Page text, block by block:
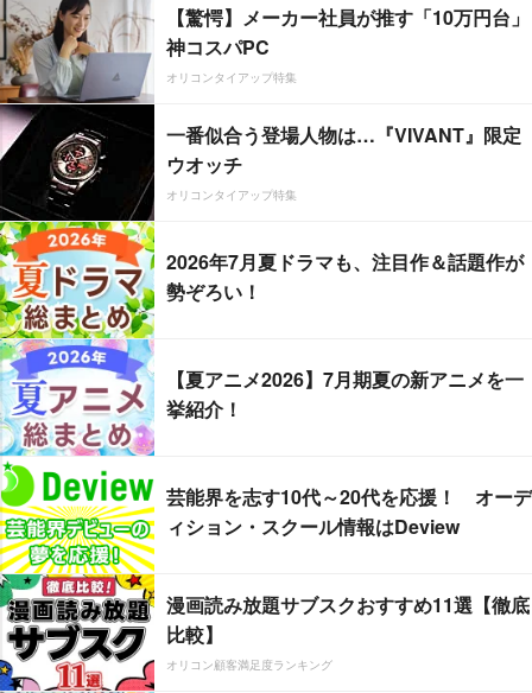
【驚愕】メーカー社員が推す「10万円台」
神コスパPC
オリコンタイアップ特集
一番似合う登場人物は…『VIVANT』限定
ウオッチ
オリコンタイアップ特集
2026年7月夏ドラマも、注目作＆話題作が
勢ぞろい！
【夏アニメ2026】7月期夏の新アニメを一
挙紹介！
芸能界を志す10代～20代を応援！ オーデ
ィション・スクール情報はDeview
漫画読み放題サブスクおすすめ11選【徹底
比較】
オリコン顧客満足度ランキング